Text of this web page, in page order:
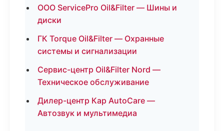
ООО ServicePro Oil&Filter — Шины и
диски
ГК Torque Oil&Filter — Охранные
системы и сигнализации
Сервис-центр Oil&Filter Nord —
Техническое обслуживание
Дилер-центр Кар AutoCare —
Автозвук и мультимедиа